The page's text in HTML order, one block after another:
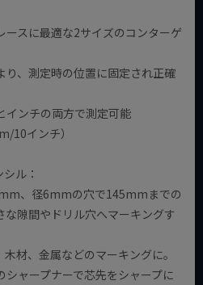
ースに最適な2サイズのコンターゲ
り、測定時の位置に固定され正確
インチの両方で測定可能
10インチ）
ル：
、径6mmの穴で145mmまでの
な隙間やドリル穴へマーキングす
材、金属などのマーキングに。
ャープナーで芯先をシャープに